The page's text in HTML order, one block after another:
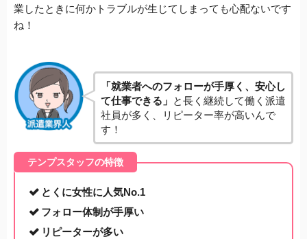
業したときに何かトラブルが生じてしまっても心配ないです
ね！
「就業者へのフォローが手厚く、安心し
て仕事できる」 と長く継続して働く派遣
社員が多く、リピーター率が高いんで
す！
テンプスタッフの特徴
とくに女性に人気No.1
フォロー体制が手厚い
リピーターが多い